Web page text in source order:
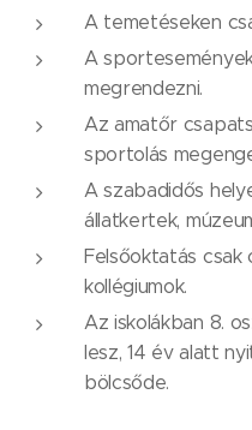
A temetéseken
A
megrendezni.
Az amatőr
sportolás
A szabadidős
állatkertek,
Felsőoktatás csak
kollégiumok.
Az iskolákban 8.
lesz, 14 év alatt
bölcsőde.